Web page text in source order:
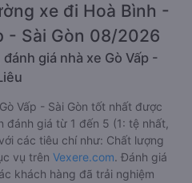
xe đi Hoà Bình -
- Sài Gòn 08/2026
giá nhà xe Gò Vấp -
Vấp - Sài Gòn tốt nhất được
giá từ 1 đến 5 (1: tệ nhất,
các tiêu chí như: Chất lượng
vụ trên Vexere.com. Đánh giá
khách hàng đã trải nghiệm